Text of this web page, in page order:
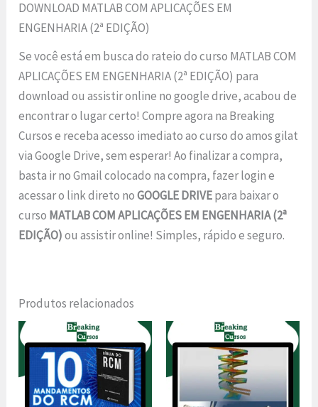
DOWNLOAD MATLAB COM APLICAÇÕES EM
ENGENHARIA (2ª EDIÇÃO)
Se você está em busca do rateio do curso MATLAB COM
APLICAÇÕES EM ENGENHARIA (2ª EDIÇÃO) para
download ou assistir online no google drive, acabou de
encontrar o lugar certo! Compre agora na Breaking
Cursos e receba acesso imediato ao curso do amos gilat
via Google Drive, sem esperar! Ao finalizar a compra,
basta ir no Gmail colocado na compra, fazer login e
acessar o link direto noGOOGLE DRIVEpara baixar o
curso MATLAB COM APLICAÇÕES EM ENGENHARIA (2ª
EDIÇÃO)ou assistir online! Simples, rápido e seguro.
Produtos relacionados